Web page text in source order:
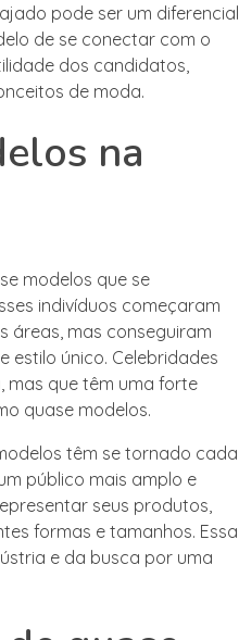
pode ser um diferencial
de se conectar com o
dos candidatos,
de moda.
na
modelos que se
indivíduos começaram
áreas, mas conseguiram
estilo único. Celebridades
mas que têm uma forte
quase modelos.
têm se tornado cada
público mais amplo e
seus produtos,
formas e tamanhos. Essa
e da busca por uma